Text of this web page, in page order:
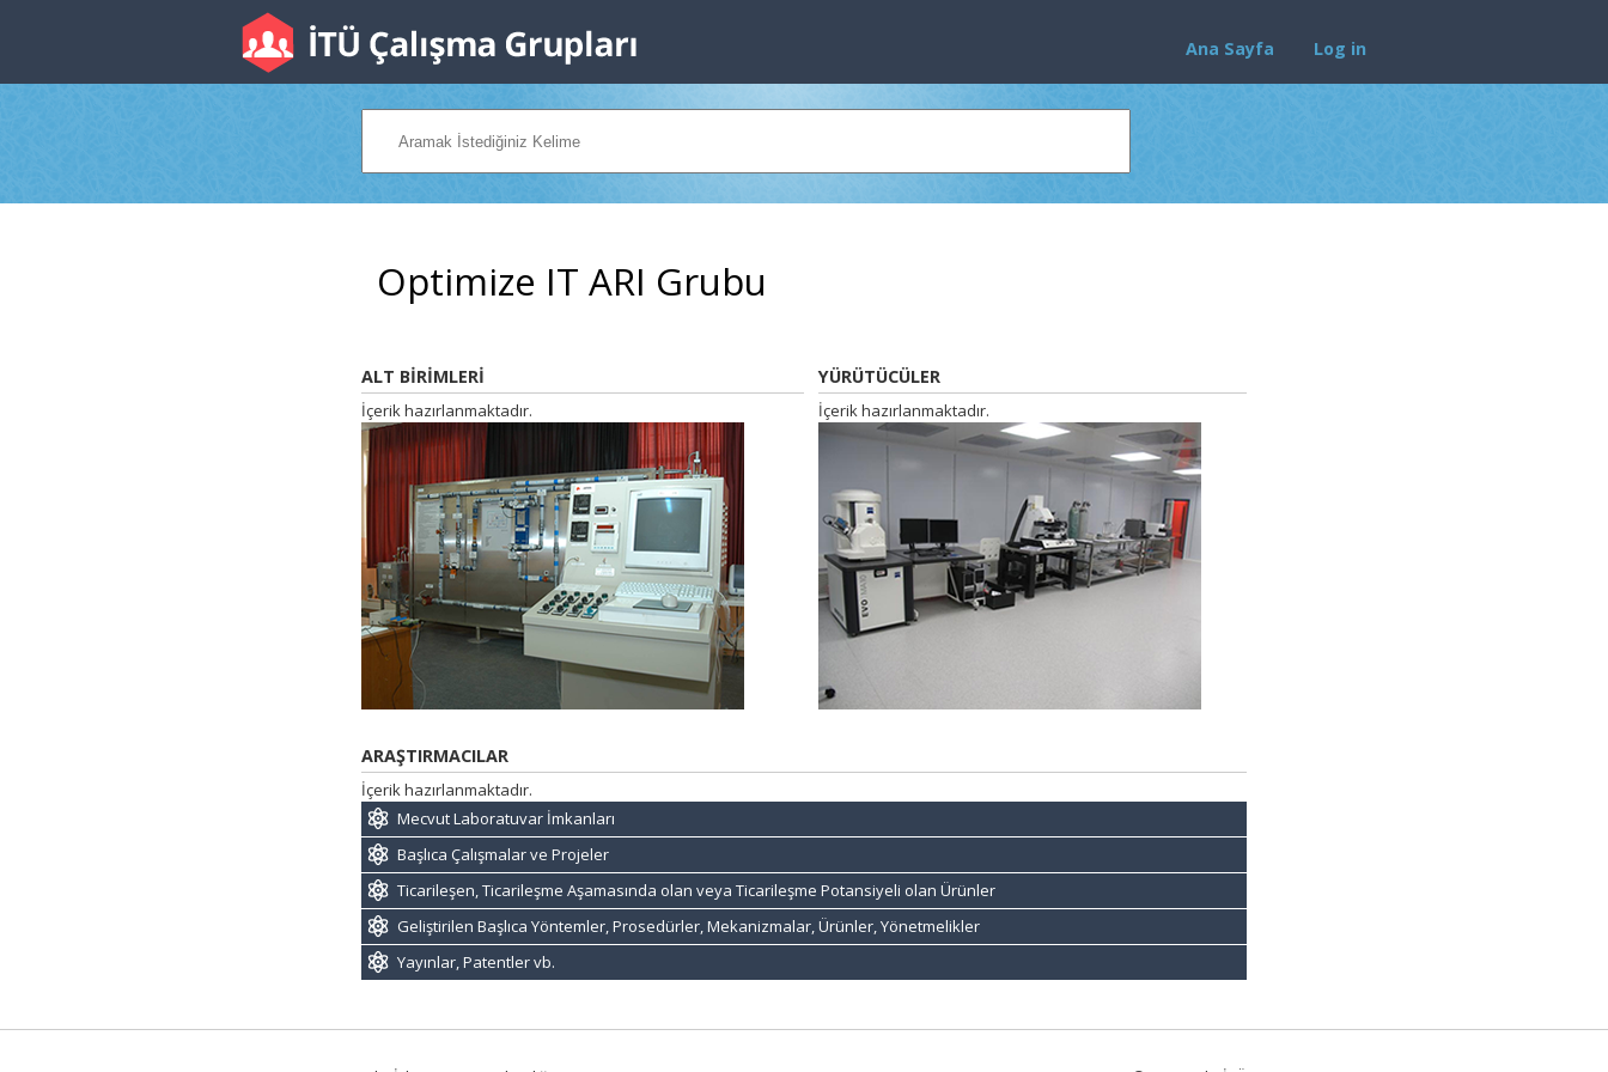
Ana Sayfa Log in
Optimize IT ARI Grubu
ALT BİRİMLERİ
İçerik hazırlanmaktadır.
YÜRÜTÜCÜLER
İçerik hazırlanmaktadır.
ARAŞTIRMACILAR
İçerik hazırlanmaktadır.
Mecvut Laboratuvar İmkanları
Başlıca Çalışmalar ve Projeler
Ticarileşen, Ticarileşme Aşamasında olan veya Ticarileşme Potansiyeli olan Ürünler
Geliştirilen Başlıca Yöntemler, Prosedürler, Mekanizmalar, Ürünler, Yönetmelikler
Yayınlar, Patentler vb.